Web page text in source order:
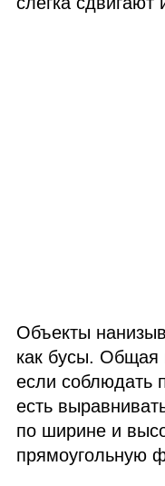
Объекты
как бусы. Общая
если соблюдать
есть
по ширине и
прямоугольную